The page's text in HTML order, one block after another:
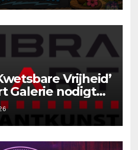
Vrijheid’
Galerie nodigt
en